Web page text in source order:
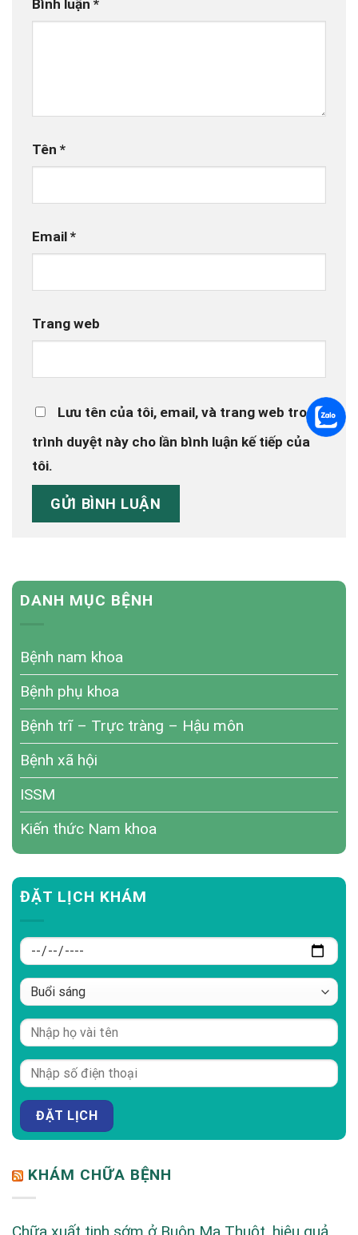
DANH MỤC BỆNH
Bệnh nam khoa
Bệnh phụ khoa
Bệnh trĩ – Trực tràng – Hậu môn
Bệnh xã hội
ISSM
Kiến thức Nam khoa
ĐẶT LỊCH KHÁM
KHÁM CHỮA BỆNH
Chữa xuất tinh sớm ở Buôn Ma Thuột, hiệu quả
Bình luận *
Tên *
Email *
Trang web
Lưu tên của tôi, email, và trang web trong
trình duyệt này cho lần bình luận kế tiếp của
tôi.